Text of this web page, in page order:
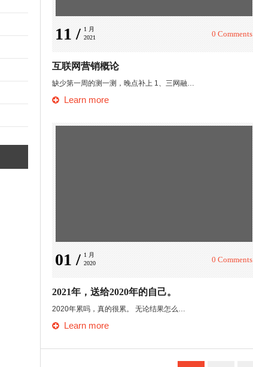
11 / 1 月
2021
0 Comments
互联网营销概论
缺少第一周的测一测，晚点补上 1、三网融…
Learn more
01 / 1 月
2020
0 Comments
2021年，送给2020年的自己。
2020年累吗，真的很累。 无论结果怎么…
Learn more